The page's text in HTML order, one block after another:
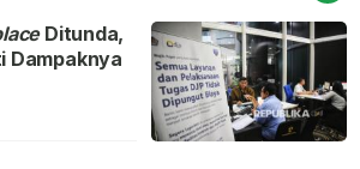
Ditunda,
Dampaknya